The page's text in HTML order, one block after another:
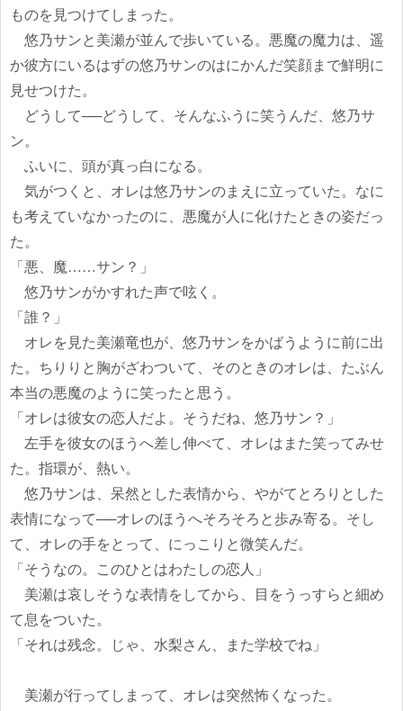
ものを見つけてしまった。
悠乃サンと美瀬が並んで歩いている。悪魔の魔力は、遥
か彼方にいるはずの悠乃サンのはにかんだ笑顔まで鮮明に
見せつけた。
どうして──どうして、そんなふうに笑うんだ、悠乃サ
ン。
ふいに、頭が真っ白になる。
気がつくと、オレは悠乃サンのまえに立っていた。なに
も考えていなかったのに、悪魔が人に化けたときの姿だっ
た。
「悪、魔……サン？」
悠乃サンがかすれた声で呟く。
「誰？」
オレを見た美瀬竜也が、悠乃サンをかばうように前に出
た。ちりりと胸がざわついて、そのときのオレは、たぶん
本当の悪魔のように笑ったと思う。
「オレは彼女の恋人だよ。そうだね、悠乃サン？」
左手を彼女のほうへ差し伸べて、オレはまた笑ってみせ
た。指環が、熱い。
悠乃サンは、呆然とした表情から、やがてとろりとした
表情になって──オレのほうへそろそろと歩み寄る。そし
て、オレの手をとって、にっこりと微笑んだ。
「そうなの。このひとはわたしの恋人」
美瀬は哀しそうな表情をしてから、目をうっすらと細め
て息をついた。
「それは残念。じゃ、水梨さん、また学校でね」
美瀬が行ってしまって、オレは突然怖くなった。